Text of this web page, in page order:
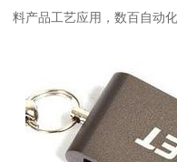
料产品工艺应用，数百自动